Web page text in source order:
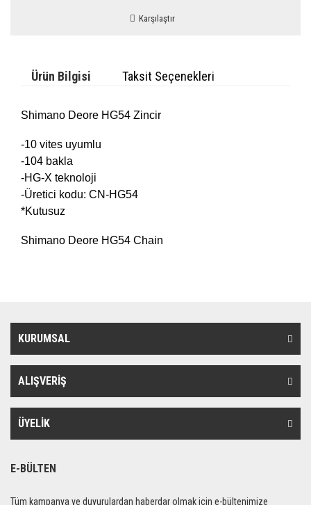
Karşılaştır
Ürün Bilgisi Taksit Seçenekleri
Shimano Deore HG54 Zincir
-10 vites uyumlu
-104 bakla
-HG-X teknoloji
-Üretici kodu: CN-HG54
*Kutusuz
Shimano Deore HG54 Chain
KURUMSAL
ALIŞVERİŞ
ÜYELİK
E-BÜLTEN
Tüm kampanya ve duyurulardan haberdar olmak için e-bültenimize